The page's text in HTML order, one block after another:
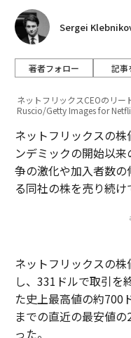
Sergei
著者フォロー 記事
ネットフリックスCEOのリ
Ruscio/Getty Images for
ネットフリックスの
ンデミックの開始以
争の激化や加入者数
る同社の株を売り続け
ネットフリックスの
し、331ドルで取引を
た史上最高値の約700
までの直近の最安値
った。